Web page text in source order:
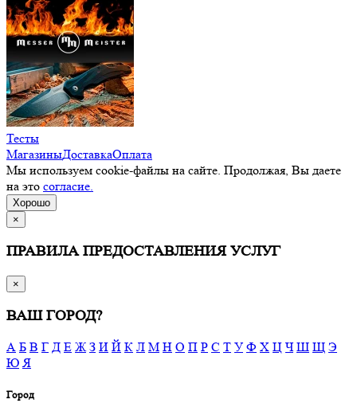
Тесты
МагазиныДоставкаОплата
Мы используем cookie-файлы на сайте. Продолжая, Вы даете
на это согласие.
Хорошо
×
ПРАВИЛА ПРЕДОСТАВЛЕНИЯ УСЛУГ
×
ВАШ ГОРОД?
А Б В Г Д Е Ж З И Й К Л М Н О П Р С Т У Ф Х Ц Ч Ш Щ Э
Ю Я
Город